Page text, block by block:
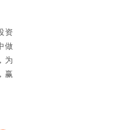
资
做
为
赢